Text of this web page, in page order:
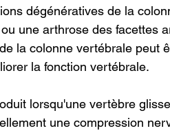
dégénératives de la
une arthrose des facettes
la colonne vertébrale peut
la fonction vertébrale.
lorsqu'une vertèbre
une compression